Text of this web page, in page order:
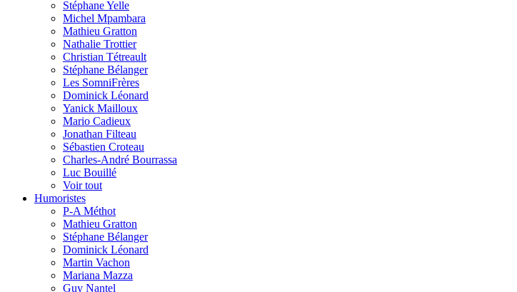
Stéphane Yelle
Michel Mpambara
Mathieu Gratton
Nathalie Trottier
Christian Tétreault
Stéphane Bélanger
Les SomniFrères
Dominick Léonard
Yanick Mailloux
Mario Cadieux
Jonathan Filteau
Sébastien Croteau
Charles-André Bourrassa
Luc Bouillé
Voir tout
Humoristes
P-A Méthot
Mathieu Gratton
Stéphane Bélanger
Dominick Léonard
Martin Vachon
Mariana Mazza
Guy Nantel